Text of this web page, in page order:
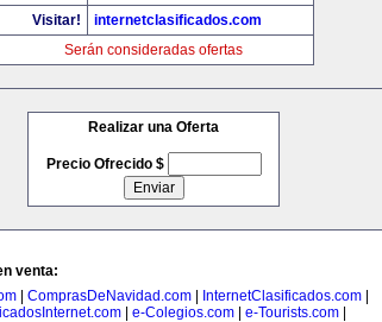
Visitar!
internetclasificados.com
Serán consideradas ofertas
Realizar una Oferta
Precio Ofrecido $
venta:
| ComprasDeNavidad.com| InternetClasificados.com|
| e-Colegios.com| e-Tourists.com|